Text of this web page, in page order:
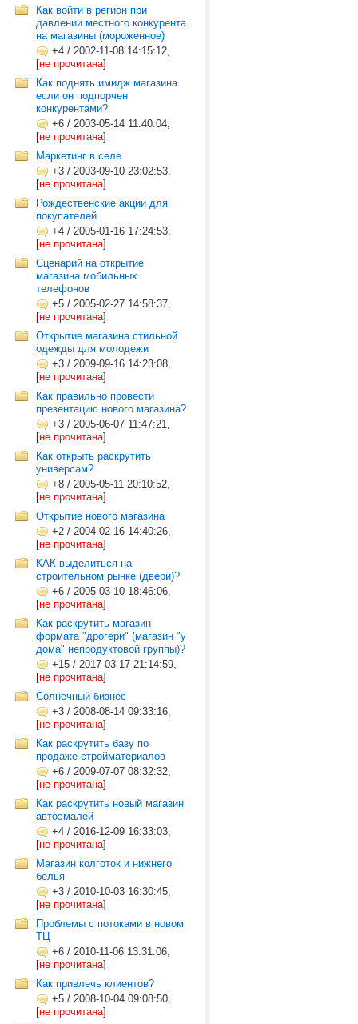
Как войти в регион при
давлении местного конкурента
на магазины (мороженное)
+4 / 2002-11-08 14:15:12,
[не прочитана]
Как поднять имидж магазина
если он подпорчен
конкурентами?
+6 / 2003-05-14 11:40:04,
[не прочитана]
Маркетинг в селе
+3 / 2003-09-10 23:02:53,
[не прочитана]
Рождественские акции для
покупателей
+4 / 2005-01-16 17:24:53,
[не прочитана]
Сценарий на открытие
магазина мобильных
телефонов
+5 / 2005-02-27 14:58:37,
[не прочитана]
Открытие магазина стильной
одежды для молодежи
+3 / 2009-09-16 14:23:08,
[не прочитана]
Как правильно провести
презентацию нового магазина?
+3 / 2005-06-07 11:47:21,
[не прочитана]
Как открыть раскрутить
универсам?
+8 / 2005-05-11 20:10:52,
[не прочитана]
Открытие нового магазина
+2 / 2004-02-16 14:40:26,
[не прочитана]
КАК выделиться на
строительном рынке (двери)?
+6 / 2005-03-10 18:46:06,
[не прочитана]
Как раскрутить магазин
формата "дрогери" (магазин "у
дома" непродуктовой группы)?
+15 / 2017-03-17 21:14:59,
[не прочитана]
Солнечный бизнес
+3 / 2008-08-14 09:33:16,
[не прочитана]
Как раскрутить базу по
продаже стройматериалов
+6 / 2009-07-07 08:32:32,
[не прочитана]
Как раскрутить новый магазин
автоэмалей
+4 / 2016-12-09 16:33:03,
[не прочитана]
Магазин колготок и нижнего
белья
+3 / 2010-10-03 16:30:45,
[не прочитана]
Проблемы с потоками в новом
ТЦ
+6 / 2010-11-06 13:31:06,
[не прочитана]
Как привлечь клиентов?
+5 / 2008-10-04 09:08:50,
[не прочитана]